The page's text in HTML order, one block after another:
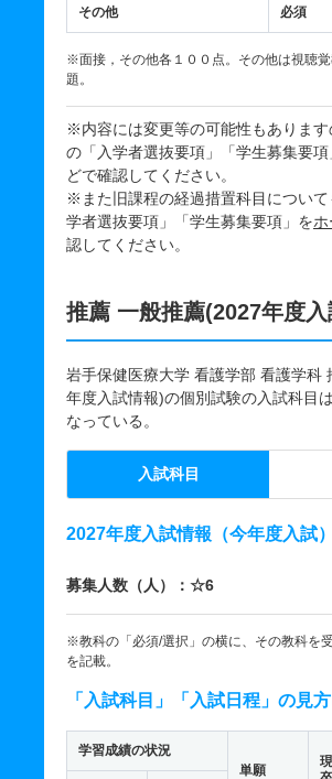
その他 必須
※面接，その他各１００点。その他は視聴
題。
※内容には変更等の可能性もありま
の「入学者選抜要項」「学生募集要項
どで確認してください。
※また旧課程の経過措置科目について
学者選抜要項」「学生募集要項」を
認してください。
推薦 一般推薦(2027年度
岩手保健医療大学 看護学部 看護学科
年度入試情報)の個別試験の入試科目
なっている。
入試科目
2027年度入試情報（今年度入試）
募集人数（人）：☆6
※教科の「必須/選択」の横に、その教科を
を記載。
「入試科目」「入試日程」の見
学習成績の状況
単願